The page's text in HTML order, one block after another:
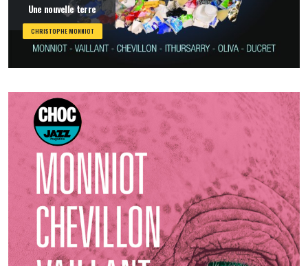
Une nouvelle terre
CHRISTOPHE MONNIOT